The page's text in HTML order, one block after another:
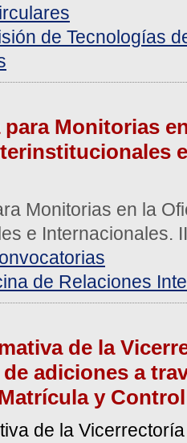
de Tecnologías
Monitorias
Monitorias en la
e Internacionales.
de Relaciones
de la
adiciones a
y
de la